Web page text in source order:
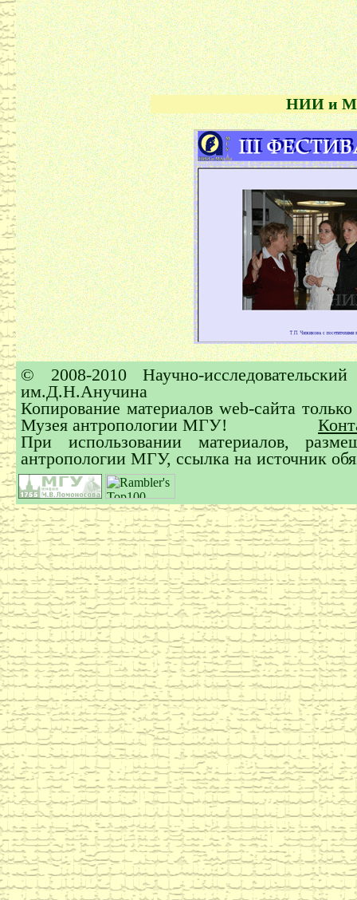
НИИ и
© 2008-2010 Научно-
им.Д.Н.Анучина
Копирование материалов web-сайта
Музея антропологии МГУ!
При использовании материалов,
антропологии МГУ, ссылка на источник